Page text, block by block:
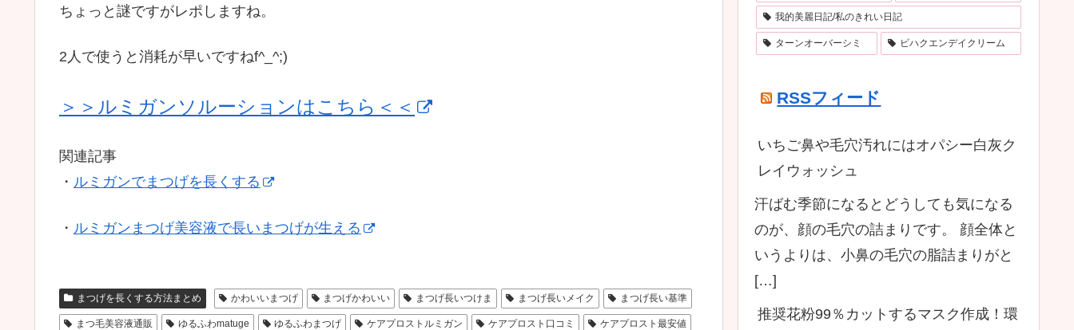
ちょっと謎ですがレポしますね。
2人で使うと消耗が早いですねf^_^;)
＞＞ルミガンソルーションはこちら＜＜
関連記事
・ ルミガンでまつげを長くする
・ ルミガンまつげ美容液で長いまつげが生える
まつげを長くする方法まとめ かわいいまつげ まつげかわいい まつげ長いつけま まつげ長いメイク まつげ長い基準
まつ毛美容液通販 ゆるふわmatuge ゆるふわまつげ ケアプロストルミガン ケアプロスト口コミ ケアプロスト最安値
我的美麗日記/私のきれい日記
ターンオーバーシミ ビハクエンデイクリーム
RSSフィード
いちご鼻や毛穴汚れにはオパシー白灰ク
レイウォッシュ
汗ばむ季節になるとどうしても気になる
のが、顔の毛穴の詰まりです。 顔全体と
いうよりは、小鼻の毛穴の脂詰まりがと
[…]
推奨花粉99％カットするマスク作成！環